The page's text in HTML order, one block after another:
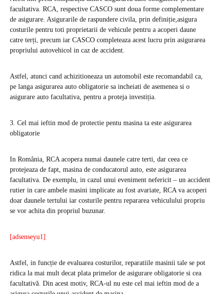
facultativa. RCA, respective CASCO sunt doua forme complementare
de asigurare. Asigurarile de raspundere civila, prin definiție,asigura
costurile pentru toti proprietarii de vehicule pentru a acoperi daune
catre terți, precum iar CASCO completeaza acest lucru prin asigurarea
propriului autovehicol in caz de accident.
Astfel, atunci cand achizitioneaza un automobil este recomandabil ca,
pe langa asigurarea auto obligatorie sa incheiati de asemenea si o
asigurare auto facultativa, pentru a proteja investiția.
3. Cel mai ieftin mod de protectie pentu masina ta este asigurarea
obligatorie
In România, RCA acopera numai daunele catre terti, dar ceea ce
protejeaza de fapt, masina de conducatorul auto, este asigurarea
facultativa. De exemplu, in cazul unui eveniment nefericit – un accident
rutier in care ambele masini implicate au fost avariate, RCA va acoperi
doar daunele tertului iar costurile pentru repararea vehiculului propriu
se vor achita din propriul buzunar.
[adsenseyu1]
Astfel, in funcție de evaluarea costurilor, reparatiile masinii tale se pot
ridica la mai mult decat plata primelor de asigurare obligatorie si cea
facultativă. Din acest motiv, RCA-ul nu este cel mai ieftin mod de a